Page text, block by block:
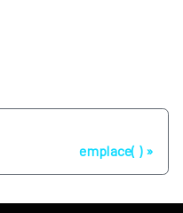
emplace( )